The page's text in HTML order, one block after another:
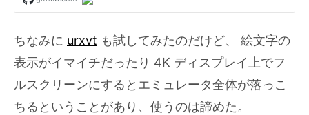
ちなみに urxvt も試してみたのだけど、 絵文字の
表示がイマイチだったり 4K ディスプレイ上でフ
ルスクリーンにするとエミュレータ全体が落っこ
ちるということがあり、使うのは諦めた。